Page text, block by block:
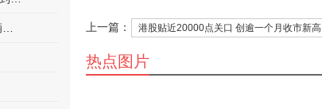
上一篇： 港股贴近20000点关口 创逾一个月收市新高
热点图片